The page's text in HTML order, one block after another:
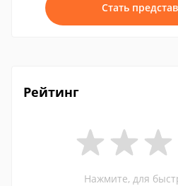
Стать
Рейтинг
Нажмите, для